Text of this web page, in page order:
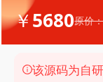
￥5680原价
该源码为自